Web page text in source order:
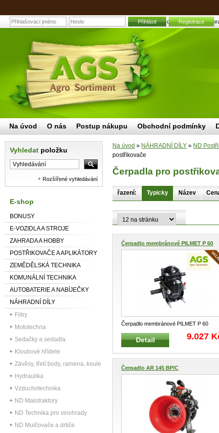
Čerpadla pro postřikovače |
Přihlásit Registrace
Vyhledat položku
Rozšířené vyhledávání
E-shop
BONUSY
E-VOZIDLA A STROJE
ZAHRADA A HOBBY
POSTŘIKOVAČE A APLIKÁTORY
ZEMĚDĚLSKÁ TECHNIKA
KOMUNÁLNÍ TECHNIKA
AUTOBATERIE A NABÍJEČKY
NÁHRADNÍ DÍLY
Filtry
Mototechna
Sedačky a sedadla
Kloubové hřídele
Závěsy, třetí body, ramena, koule
Hydraulika
Vzduchotechnika
ND Malotraktory
ND Technika pro vinohrady
ND Mulčovače a drtiče
Na úvod » NÁHRADNÍ DÍLY » ND
postřikovače
Čerpadla pro
řazení: Typicky Název
Čerpadlo membránové PILMET P 60
Čerpadlo membránové PILMET P 60
Vhodné pro nesené a tažené traktorové
Detail 9.027
Čerpadlo AR 145 BP/C
Na úvod O nás Postup nákupu Obchodní podmínky